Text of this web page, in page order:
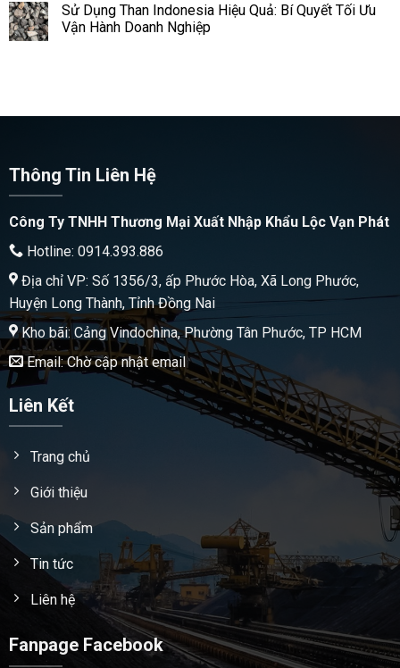
Sử Dụng Than Indonesia Hiệu Quả: Bí Quyết Tối Ưu
Vận Hành Doanh Nghiệp
Thông Tin Liên Hệ
Công Ty TNHH Thương Mại Xuất Nhập Khẩu Lộc Vạn Phát
Hotline: 0914.393.886
Địa chỉ VP: Số 1356/3, ấp Phước Hòa, Xã Long Phước,
Huyện Long Thành, Tỉnh Đồng Nai
Kho bãi: Cảng Vindochina, Phường Tân Phước, TP HCM
Email: Chờ cập nhật email
Liên Kết
Trang chủ
Giới thiệu
Sản phẩm
Tin tức
Liên hệ
Fanpage Facebook